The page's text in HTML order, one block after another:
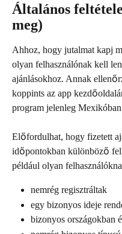
Általános
meg)
Ahhoz, hogy jutalmat kapj
olyan felhasználónak kell
ajánlásokhoz. Annak
koppints az app
program jelenleg
Előfordulhat, hogy fizetett
időpontokban különböző
például olyan
nemrég regisztráltak
egy bizonyos ideje
bizonyos országokban